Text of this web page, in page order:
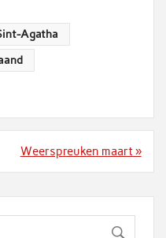
Agatha
Weerspreuken maart »